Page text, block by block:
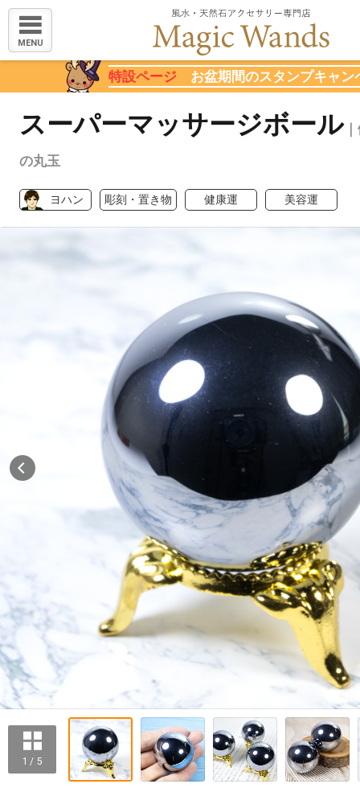
MENU
特設ページ お盆期間のスタンプキャン
スーパーマッサージボール
の丸玉
ヨハン 彫刻・置き物 健康運 美容運
1 / 5